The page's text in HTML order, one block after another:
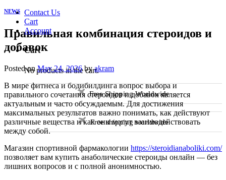
Contact Us
Cart
Account
Cart
No products in the cart.
Free Shipping Worldwide
Free shipping worldwide
NEWS
Правильная комбинация стероидов и
добавок
Posted onMay 24, 2026byakram
В мире фитнеса и бодибилдинга вопрос выбора и
правильного сочетания стероидов и добавок является
актуальным и часто обсуждаемым. Для достижения
максимальных результатов важно понимать, как действуют
различные вещества и как они могут взаимодействовать
между собой.
Магазин спортивной фармакологии https://steroidianaboliki.com/
позволяет вам купить анаболические стероиды онлайн — без
лишних вопросов и с полной анонимностью.